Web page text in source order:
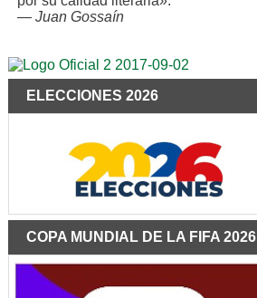
— Juan Gossaín
ELECCIONES 2026
COPA MUNDIAL DE LA FIFA 2026